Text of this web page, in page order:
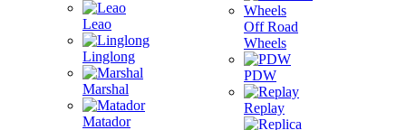
Leao
Linglong
Marshal
Matador
Off Road
Wheels
PDW
Replay